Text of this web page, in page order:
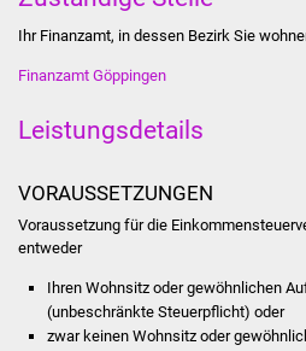
Ihr Finanzamt, in dessen Bezirk Sie
Finanzamt Göppingen
Leistungsdetails
VORAUSSETZUNGEN
Voraussetzung für die
entweder
Ihren Wohnsitz oder gewöhnlichen
(unbeschränkte Steuerpflicht) oder
zwar keinen Wohnsitz oder